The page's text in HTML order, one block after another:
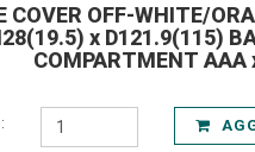
COVER OFF-WHITE/
x D121.9(115)
COMPARTMENT AAA